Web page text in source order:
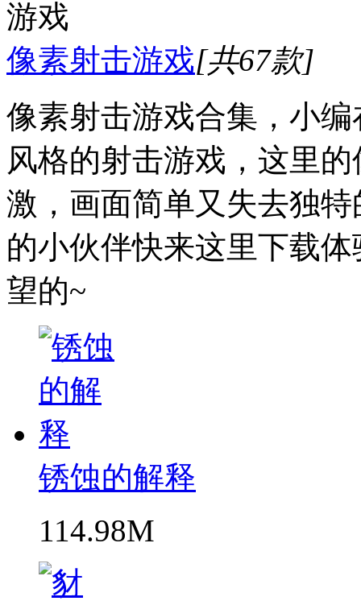
像素射击游戏[共67款]
像素射击游戏合集，小
风格的射击游戏，这里
激，画面简单又失去独
的小伙伴快来这里下载
望的~
锈蚀的解释
114.98M